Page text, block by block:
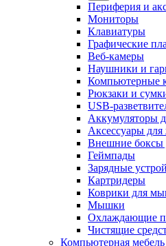
Периферия и
Мониторы
Клавиатуры
Графические
Веб-камеры
Наушники и
Компьютерные
Рюкзаки и
USB-
Аккумуляторы
Аксессуары для
Внешние боксы
Геймпады
Зарядные
Картридеры
Коврики для
Мышки
Охлаждающие
Чистящие
Компьютерная мебель